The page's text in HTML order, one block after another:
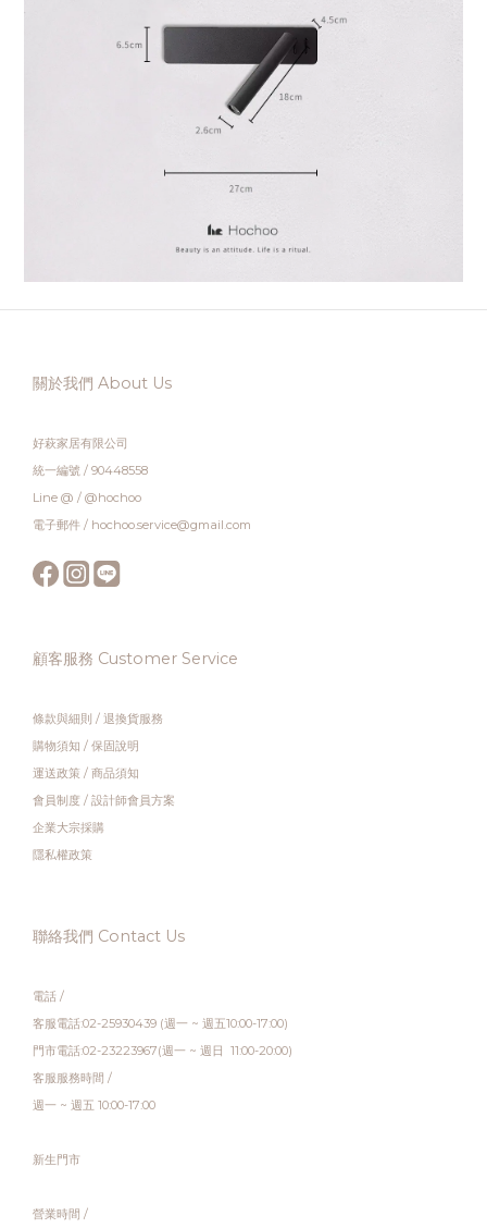
關於我們 About Us
好萩家居有限公司
統一編號 / 90448558
Line @ / @hochoo
電子郵件 / hochoo.service@gmail.com
顧客服務 Customer Service
條款與細則 / 退換貨服務
購物須知 / 保固說明
運送政策 / 商品須知
會員制度 / 設計師會員方案
企業大宗採購
隱私權政策
聯絡我們 Contact Us
電話 /
客服電話:02-25930439 (週一 ~ 週五10:00-17:00)
門市電話:02-23223967(週一 ~ 週日 11:00-20:00)
客服服務時間 /
週一 ~ 週五 10:00-17:00
新生門市
營業時間 /